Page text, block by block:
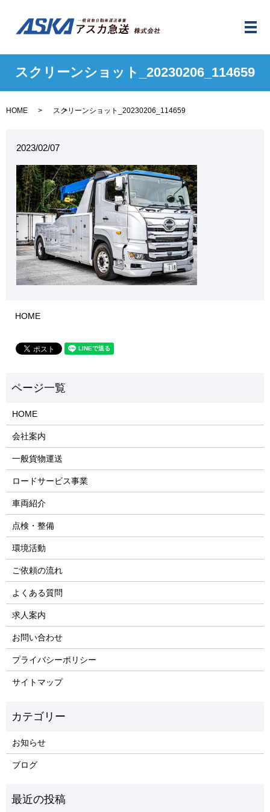
メ
スクリーンショット_20230206_114659
HOME スクリーンショット_20230206_114659
2023/02/07
HOME
HOME
会社案内
一般貨物運送
ロードサービス事業
車両紹介
点検・整備
環境活動
ご依頼の流れ
よくある質問
求人案内
お問い合わせ
プライバシーポリシー
サイトマップ
お知らせ
ブログ